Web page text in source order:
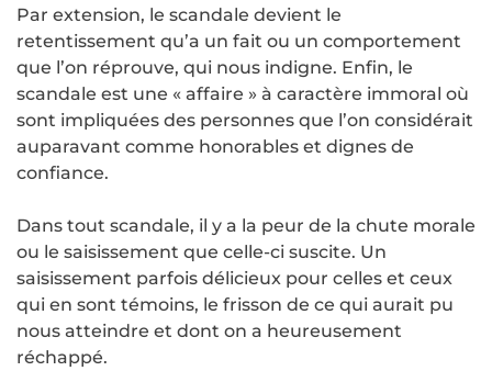
Par extension, le scandale devient le
retentissement qu’a un fait ou un comportement
que l’on réprouve, qui nous indigne. Enfin, le
scandale est une « affaire » à caractère immoral où
sont impliquées des personnes que l’on considérait
auparavant comme honorables et dignes de
confiance.
Dans tout scandale, il y a la peur de la chute morale
ou le saisissement que celle-ci suscite. Un
saisissement parfois délicieux pour celles et ceux
qui en sont témoins, le frisson de ce qui aurait pu
nous atteindre et dont on a heureusement
réchappé.